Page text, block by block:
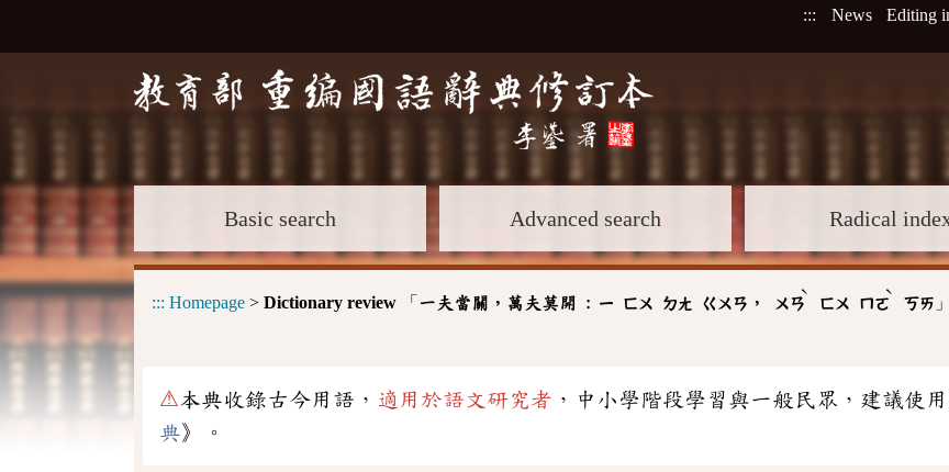
::: News Editing
Basic search Advanced search Radical
::: Homepage > Dictionary review 「 一夫當關，萬夫莫開 : ㄧ ㄈㄨ ㄉㄤ ㄍㄨㄢ ， ㄨㄢ
ˋ
ㄈㄨ ㄇㄛ
ˋ
ㄎㄞ 」
⚠本典收錄古今用語， 適用於語文研究者 ，中小學階段學習與一般民眾，建議使
典》。